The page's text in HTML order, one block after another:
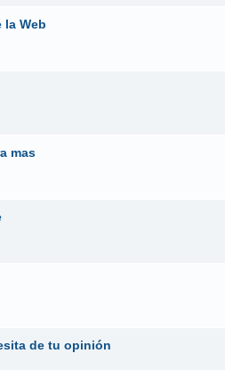
Web
mas
de tu opinión